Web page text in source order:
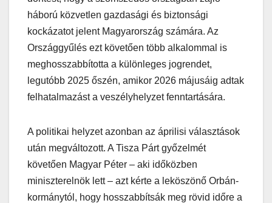
háború közvetlen gazdasági és biztonsági
kockázatot jelent Magyarország számára. Az
Országgyűlés ezt követően több alkalommal is
meghosszabbította a különleges jogrendet,
legutóbb 2025 őszén, amikor 2026 májusáig adtak
felhatalmazást a veszélyhelyzet fenntartására.
A politikai helyzet azonban az áprilisi választások
után megváltozott. A Tisza Párt győzelmét
követően Magyar Péter – aki időközben
miniszterelnök lett – azt kérte a leköszönő Orbán-
kormánytól, hogy hosszabbítsák meg rövid időre a